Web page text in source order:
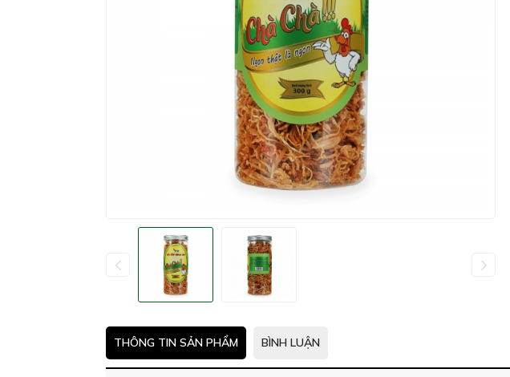
THÔNG TIN SẢN PHẨM BÌNH LUẬN